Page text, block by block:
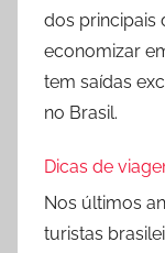
dos principais
economizar
tem saídas
no Brasil.
Dicas de
Nos últimos
turistas